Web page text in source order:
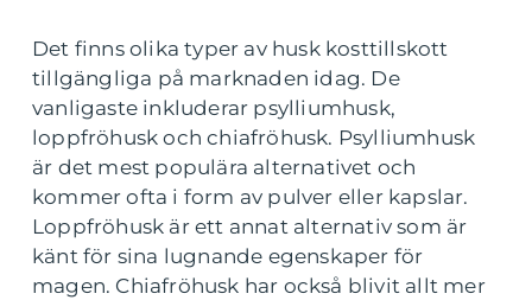
Det finns olika typer av husk kosttillskott
tillgängliga på marknaden idag. De
vanligaste inkluderar psylliumhusk,
loppfröhusk och chiafröhusk. Psylliumhusk
är det mest populära alternativet och
kommer ofta i form av pulver eller kapslar.
Loppfröhusk är ett annat alternativ som är
känt för sina lugnande egenskaper för
magen. Chiafröhusk har också blivit allt mer